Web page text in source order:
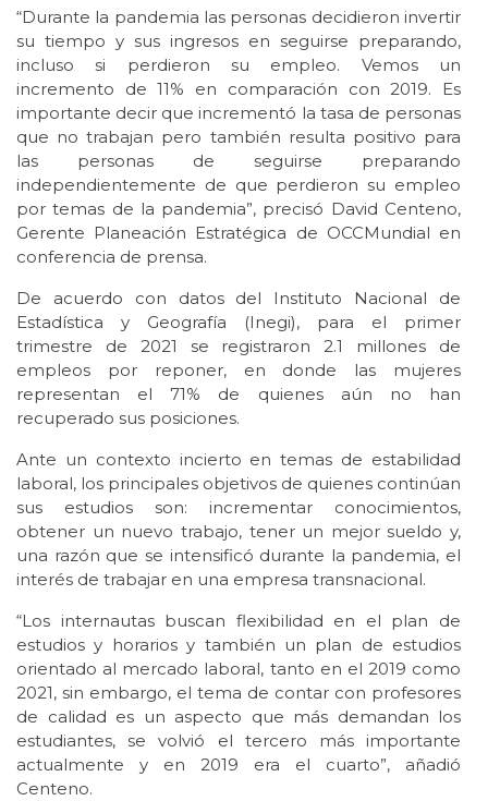
“Durante la pandemia las personas decidieron invertir
su tiempo y sus ingresos en seguirse preparando,
incluso si perdieron su empleo. Vemos un
incremento de 11% en comparación con 2019. Es
importante decir que incrementó la tasa de personas
que no trabajan pero también resulta positivo para
las personas de seguirse preparando
independientemente de que perdieron su empleo
por temas de la pandemia”, precisó David Centeno,
Gerente Planeación Estratégica de OCCMundial en
conferencia de prensa.
De acuerdo con datos del Instituto Nacional de
Estadística y Geografía (Inegi), para el primer
trimestre de 2021 se registraron 2.1 millones de
empleos por reponer, en donde las mujeres
representan el 71% de quienes aún no han
recuperado sus posiciones.
Ante un contexto incierto en temas de estabilidad
laboral, los principales objetivos de quienes continúan
sus estudios son: incrementar conocimientos,
obtener un nuevo trabajo, tener un mejor sueldo y,
una razón que se intensificó durante la pandemia, el
interés de trabajar en una empresa transnacional.
“Los internautas buscan flexibilidad en el plan de
estudios y horarios y también un plan de estudios
orientado al mercado laboral, tanto en el 2019 como
2021, sin embargo, el tema de contar con profesores
de calidad es un aspecto que más demandan los
estudiantes, se volvió el tercero más importante
actualmente y en 2019 era el cuarto”, añadió
Centeno.